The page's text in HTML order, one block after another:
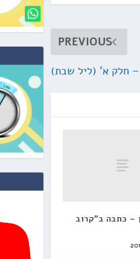
PREVIOUS
– חלק א' (ליל שבת)
– כתבה ב"קרוב